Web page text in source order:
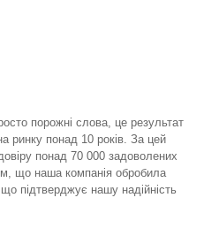
порожні слова, це результат
ринку понад 10 років. За цей
понад 70 000 задоволених
що наша компанія обробила
підтверджує нашу надійність